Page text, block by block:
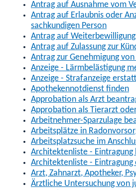
Antrag auf Ausnahme vom
Antrag auf Erlaubnis oder
sachkundigen Person
Antrag auf
Antrag auf Zulassung zur
Antrag zur Genehmigung
Anzeige - Lärmbelästigung
Anzeige - Strafanzeige
Apothekennotdienst finden
Approbation als Arzt
Approbation als Tierarzt
Arbeitnehmer-Sparzulage
Arbeitsplätze in
Arbeitsplatzsuche im
Architektenliste - Eintragung
Architektenliste - Eintragung
Arzt, Zahnarzt, Apotheker,
Ärztliche Untersuchung von